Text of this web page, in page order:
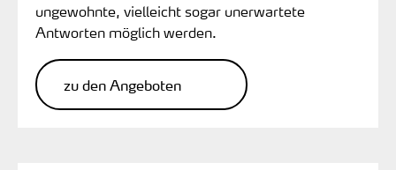
ungewohnte, vielleicht sogar unerwartete
Antworten möglich werden.
zu den Angeboten